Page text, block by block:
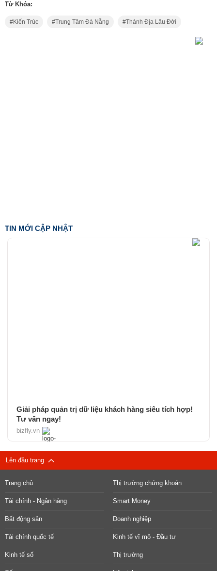
Từ Khóa:
Kiến Trúc Trung Tâm Đà Nẵng Thánh Địa Lâu Đời
TIN MỚI CẬP NHẬT
Giải pháp quản trị dữ liệu khách hàng siêu tích hợp!
Tư vấn ngay!
bizfly.vn
Lên đầu trang
Trang chủ Thị trường chứng khoán
Tài chính - Ngân hàng Smart Money
Bất động sản Doanh nghiệp
Tài chính quốc tế Kinh tế vĩ mô - Đầu tư
Kinh tế số Thị trường